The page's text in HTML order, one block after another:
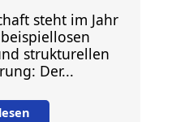
steht im Jahr
strukturellen
Der...